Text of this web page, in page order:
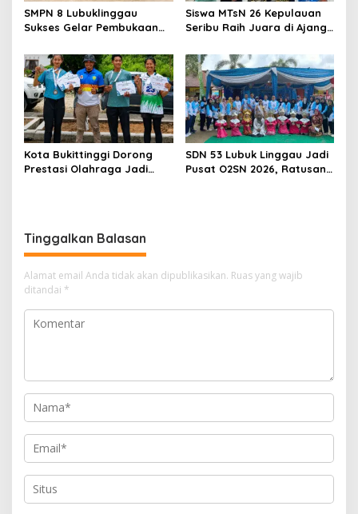
SMPN 8 Lubuklinggau
Sukses Gelar Pembukaan
Pelajar Ambil Bagian
Siswa MTsN 26 Kepulauan
Seribu Raih Juara di Ajang
Kota Bukittinggi Dorong
Prestasi Olahraga Jadi
SDN 53 Lubuk Linggau Jadi
Pusat O2SN 2026, Ratusan
Tinggalkan Balasan
Alamat email Anda tidak akan dipublikasikan. Ruas yang wajib
ditandai *